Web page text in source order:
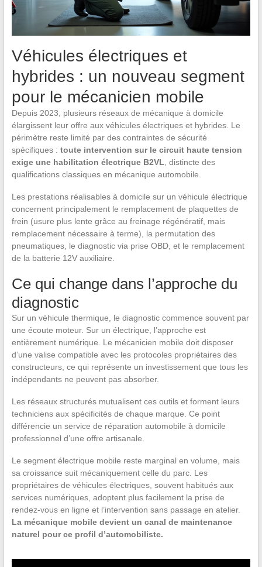
Véhicules électriques et
hybrides : un nouveau segment
pour le mécanicien mobile
Depuis 2023, plusieurs réseaux de mécanique à domicile
élargissent leur offre aux véhicules électriques et hybrides. Le
périmètre reste limité par des contraintes de sécurité
spécifiques : toute intervention sur le circuit haute tension
exige une habilitation électrique B2VL, distincte des
qualifications classiques en mécanique automobile.
Les prestations réalisables à domicile sur un véhicule électrique
concernent principalement le remplacement de plaquettes de
frein (usure plus lente grâce au freinage régénératif, mais
remplacement nécessaire à terme), la permutation des
pneumatiques, le diagnostic via prise OBD, et le remplacement
de la batterie 12V auxiliaire.
Ce qui change dans l’approche du
diagnostic
Sur un véhicule thermique, le diagnostic commence souvent par
une écoute moteur. Sur un électrique, l’approche est
entièrement numérique. Le mécanicien mobile doit disposer
d’une valise compatible avec les protocoles propriétaires des
constructeurs, ce qui représente un investissement que tous les
indépendants ne peuvent pas absorber.
Les réseaux structurés mutualisent ces outils et forment leurs
techniciens aux spécificités de chaque marque. Ce point
différencie un service de réparation automobile à domicile
professionnel d’une offre artisanale.
Le segment électrique mobile reste marginal en volume, mais
sa croissance suit mécaniquement celle du parc. Les
propriétaires de véhicules électriques, souvent habitués aux
services numériques, adoptent plus facilement la prise de
rendez-vous en ligne et l’intervention sans passage en atelier.
La mécanique mobile devient un canal de maintenance
naturel pour ce profil d’automobiliste.